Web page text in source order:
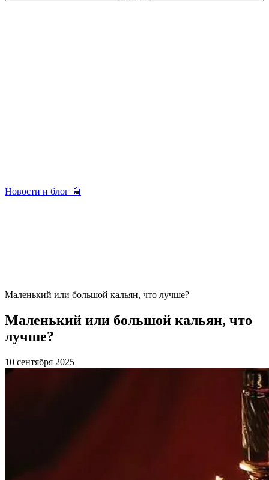
Новости и блог 📰
Маленький или большой кальян, что лучше?
Маленький или большой кальян, что
лучше?
10 сентября 2025